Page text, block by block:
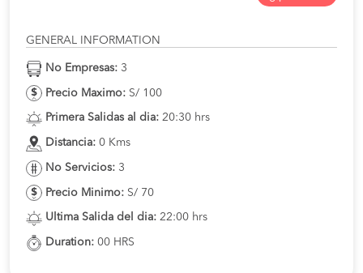
GENERAL INFORMATION
No Empresas: 3
Precio Maximo: S/ 100
Primera Salidas al dia: 20:30 hrs
Distancia: 0 Kms
No Servicios: 3
Precio Minimo: S/ 70
Ultima Salida del dia: 22:00 hrs
Duration: 00 HRS